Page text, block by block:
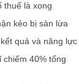
thuế là xong
kẻo bị sàn lừa
quả và năng lực
chiếm 40% tổng